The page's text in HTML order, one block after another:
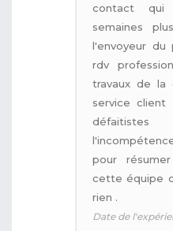
contact qui
semaines
l'envoyeur du
rdv
travaux de la
service
pour
cette équipe
rien .
Date de